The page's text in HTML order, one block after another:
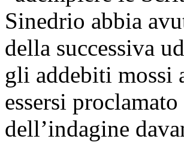
Sinedrio abbia
della successiva
gli addebiti mossi
essersi
dell’indagine